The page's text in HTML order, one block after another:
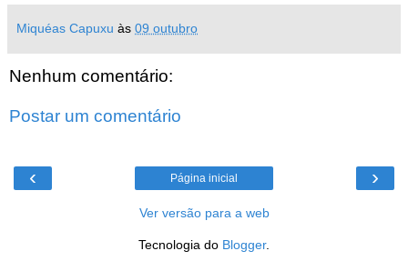
Miquéas Capuxu às 09 outubro
Nenhum comentário:
Postar um comentário
‹ ›
Página inicial
Ver versão para a web
Tecnologia do Blogger.